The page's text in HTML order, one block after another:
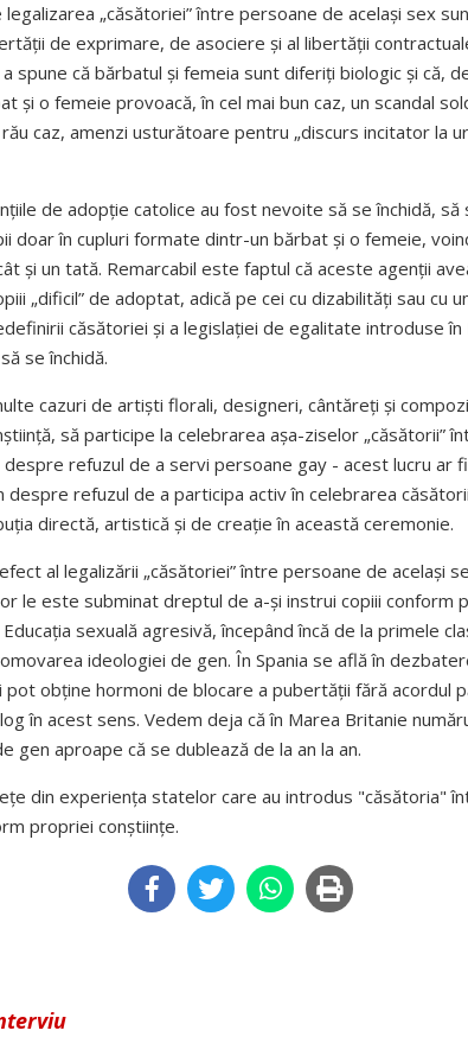
„căsătoriei” între persoane de același sex
de exprimare, de asociere și al libertății
spune că bărbatul și femeia sunt diferiți biologic și că,
și o femeie provoacă, în cel mai bun caz, un scandal
caz, amenzi usturătoare pentru „discurs incitator la
de adopție catolice au fost nevoite să se închidă,
doar în cupluri formate dintr-un bărbat și o femeie,
și un tată. Remarcabil este faptul că aceste agenții
„dificil” de adoptat, adică pe cei cu dizabilități sau cu
căsătoriei și a legislației de egalitate introduse
se închidă.
cazuri de artiști florali, designeri, cântăreți și
să participe la celebrarea așa-ziselor „căsătorii”
despre refuzul de a servi persoane gay - acest lucru ar
despre refuzul de a participa activ în celebrarea
directă, artistică și de creație în această ceremonie.
al legalizării „căsătoriei” între persoane de același
le este subminat dreptul de a-și instrui copiii conform
sexuală agresivă, începând încă de la primele
ideologiei de gen. În Spania se află în
obține hormoni de blocare a pubertății fără acordul
în acest sens. Vedem deja că în Marea Britanie
gen aproape că se dublează de la an la an.
din experiența statelor care au introdus "căsătoria"
propriei conștiințe.